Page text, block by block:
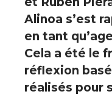
Alinoa s’est
en tant qu’
Cela a été le
réflexion
réalisés pour